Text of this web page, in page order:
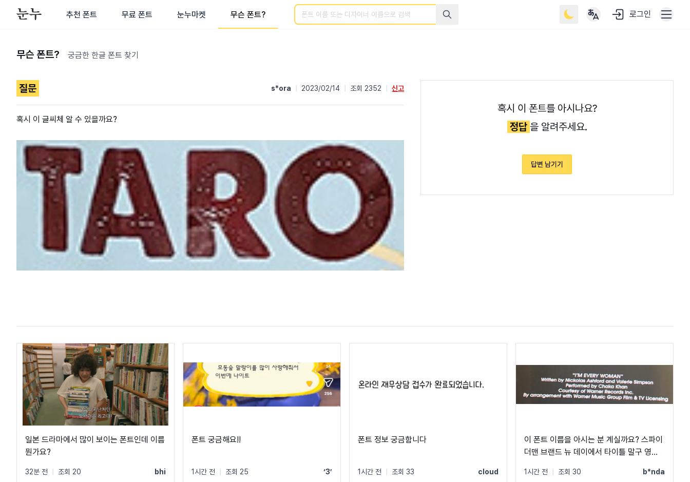
추천 폰트 무료 폰트 눈누마켓 무슨 폰트?
검색 로그인
무슨 폰트? 궁금한 한글 폰트 찾기
질문 s*ora 2023/02/14 조회 2352 신고
혹시 이 글씨체 알 수 있을까요?
혹시 이 폰트를 아시나요?
정답 을 알려주세요.
답변 남기기
일본 드라마에서 많이 보이는 폰트인데 이름
뭔가요?
32분 전 조회 20 bhi
폰트 궁금해요!!
1시간 전 조회 25 ‘3’
폰트 정보 궁금함니다
1시간 전 조회 33 cloud
이 폰트 이름을 아시는 분 계실까요? 스파이
더맨 브랜드 뉴 데이에서 타이틀 말구 영화
이랑 지역 이름 자막에 쓰였었어요! C, Q가
1시간 전 조회 30 b*nda